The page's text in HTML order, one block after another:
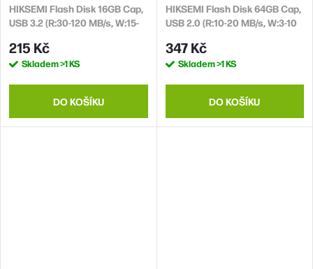
HIKSEMI Flash Disk 16GB Cap,
USB 3.2 (R:30-120 MB/s, W:15-
215 Kč
Skladem>1 KS
DO KOŠÍKU
HIKSEMI Flash Disk 64GB Cap,
USB 2.0 (R:10-20 MB/s, W:3-10
347 Kč
Skladem>1 KS
DO KOŠÍKU